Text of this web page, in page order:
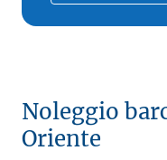
Noleggio
Oriente